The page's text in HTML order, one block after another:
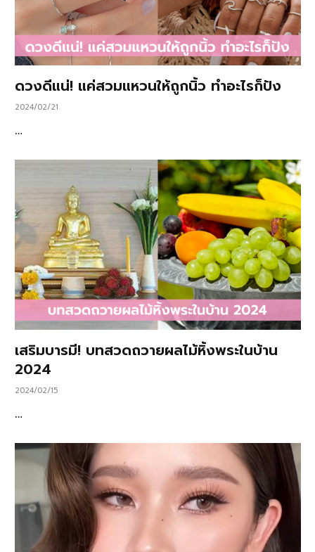
ดวงดีแน่! แค่สวมแหวนให้ถูกนิ้ว ทำอะไรก็ปัง
2024/02/21
…
เสริมบารมี! บทสวดถวายผลไม้หิ้งพระในบ้าน
2024
2024/02/15
…